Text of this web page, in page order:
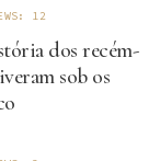
12
dos recém-
sob os